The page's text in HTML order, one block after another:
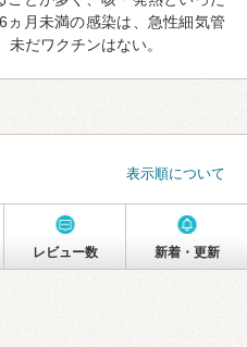
ヵ月未満の感染は、急性細気管
だワクチンはない。
表示順について
レビュー数 新着・更新